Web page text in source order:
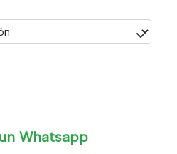
Whatsapp